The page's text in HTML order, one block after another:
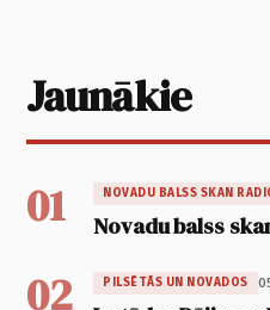
Jaunākie
01 NOVADU BALSS SKAN
Novadu balss
02 PILSĒTĀS UN NOVADOS